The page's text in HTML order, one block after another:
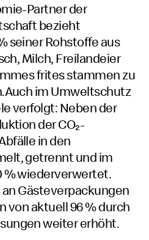
Partner der
bezieht
seiner Rohstoffe aus
Milch, Freilandeier
frites stammen zu
im Umweltschutz
verfolgt: Neben der
der CO₂-
in den
getrennt und im
% wiederverwertet.
Gästeverpackungen
von aktuell 96 % durch
weiter erhöht.